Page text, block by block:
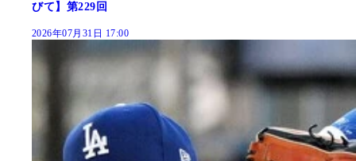
びて】第229回
2026年07月31日 17:00